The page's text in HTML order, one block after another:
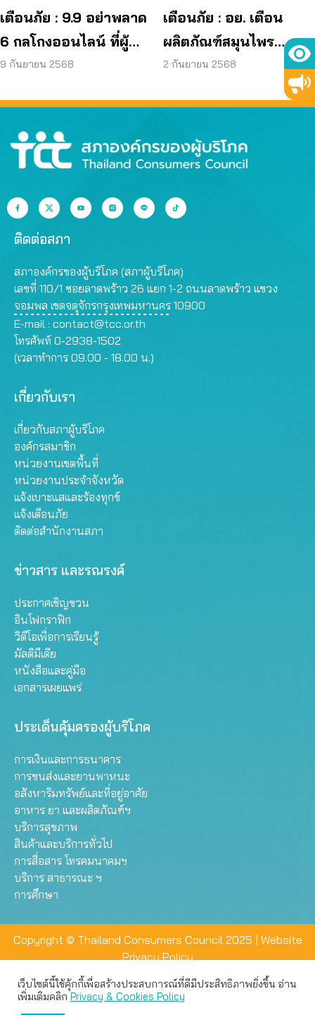
เตือนภัย : 9.9 อย่าพลาด
6 กลโกงออนไลน์ ที่ผู้
บริโภคโดนหลอกบ่อย
9 กันยายน 2568
เตือนภัย : อย. เตือน
ผลิตภัณฑ์สมุนไพร
JAPO CARE โฆษณา
2 กันยายน 2568
ติดต่อสภา
สภาองค์กรของผู้บริโภค (สภาผู้บริโภค)
เลขที่ 110/1 ซอยลาดพร้าว 26 แยก 1-2 ถนนลาดพร้าว แขวง
จอมพล เขตจตุจักรกรุงเทพมหานคร 10900
E-mail : contact@tcc.or.th
โทรศัพท์ 0-2938-1502
(เวลาทำการ 09.00 - 18.00 น.)
เกี่ยวกับเรา
เกี่ยวกับสภาผู้บริโภค
องค์กรสมาชิก
หน่วยงานเขตพื้นที่
หน่วยงานประจำจังหวัด
แจ้งเบาะแสและร้องทุกข์
แจ้งเตือนภัย
ติดต่อสำนักงานสภา
ข่าวสาร และรณรงค์
ประกาศเชิญชวน
อินโฟกราฟิก
วิดีโอเพื่อการเรียนรู้
มัลติมีเดีย
หนังสือและคู่มือ
เอกสารเผยแพร่
ประเด็นคุ้มครองผู้บริโภค
การเงินและการธนาคาร
การขนส่งและยานพาหนะ
อสังหาริมทรัพย์และที่อยู่อาศัย
อาหาร ยา และผลิตภัณฑ์ฯ
บริการสุขภาพ
สินค้าและบริการทั่วไป
การสื่อสาร โทรคมนาคมฯ
บริการ สาธารณะ ฯ
การศึกษา
Copyright © Thailand Consumers Council 2025 | Website
Privacy Policy
เว็บไซต์นี้ใช้คุ้กกี้เพื่อสร้างประสบการณ์ที่ดีมีประสิทธิภาพยิ่งขึ้น อ่าน
เพิ่มเติมคลิกPrivacy & Cookies Policy
เว็บไซต์นี้ใช้คุกกี้เพื่อมอบประสบการณ์การใช้งานที่ดีให้แก่ท่าน คุณ
สามารถเลือกตั้งค่าความเป็นส่วนตัวได้